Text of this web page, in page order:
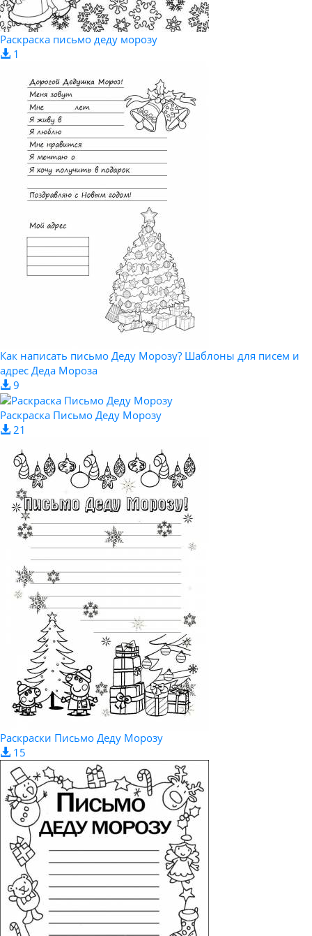
Раскраска письмо деду морозу
1
Как написать письмо Деду Морозу? Шаблоны для писем и
адрес Деда Мороза
9
Раскраска Письмо Деду Морозу
21
Раскраски Письмо Деду Морозу
15